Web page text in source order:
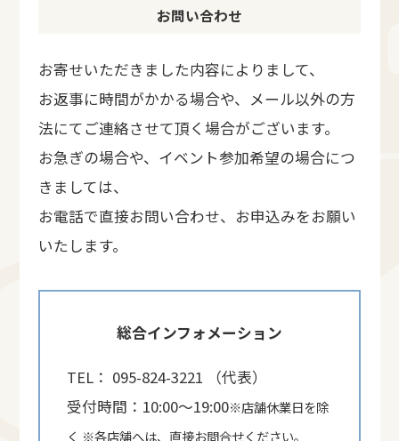
お問い合わせ
お寄せいただきました内容によりまして、
お返事に時間がかかる場合や、メール以外の方
法にてご連絡させて頂く場合がございます。
お急ぎの場合や、イベント参加希望の場合につ
きましては、
お電話で直接お問い合わせ、お申込みをお願い
いたします。
総合インフォメーション
TEL： 095-824-3221 （代表）
受付時間：10:00〜19:00※店舗休業日を除
く ※各店舗へは、直接お問合せください。